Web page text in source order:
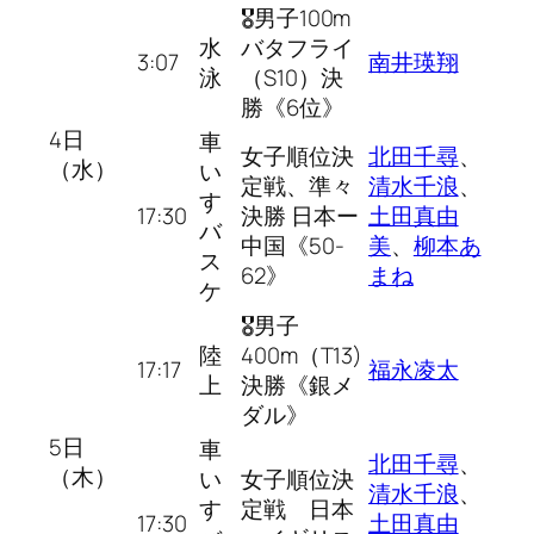
4日
（水）
3:07
水
泳
🎖男子100m
バタフライ
（S10）決
勝《6位》
南井瑛翔
17:30
車
い
す
バ
ス
ケ
女子順位決
定戦、準々
決勝 日本ー
中国《50-
62》
北田千尋、
清水千浪、
土田真由
美、 柳本あ
まね
5日
（木）
17:17
陸
上
🎖男子
400m（T13)
決勝《銀メ
ダル》
福永凌太
17:30
車
い
す
女子順位決
定戦 日本
北田千尋、
清水千浪、
土田真由